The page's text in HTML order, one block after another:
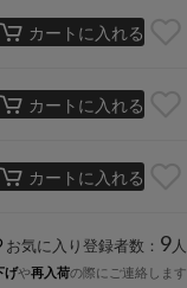
カートに入れる
カートに入れる
カートに入れる
お気に入り登録者数： 9 人
げや再入荷の際にご連絡します